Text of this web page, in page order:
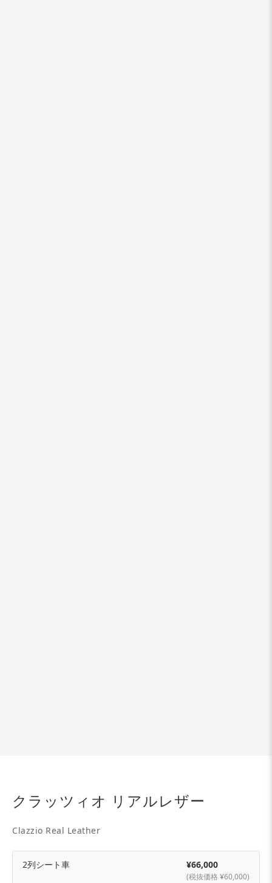
クラッツィオ リアルレザー
Clazzio Real Leather
2列シート車 ¥66,000
(税抜価格 ¥60,000)